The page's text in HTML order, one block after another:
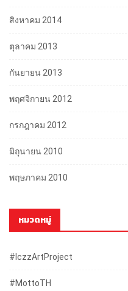
สิงหาคม 2014
ตุลาคม 2013
กันยายน 2013
พฤศจิกายน 2012
กรกฎาคม 2012
มิถุนายน 2010
พฤษภาคม 2010
หมวดหมู่
#iczzArtProject
#mottoTH